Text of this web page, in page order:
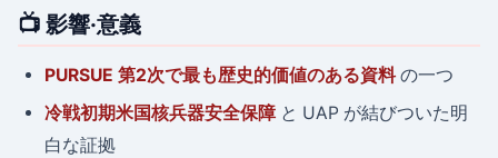
📺 影響·意義
PURSUE 第2次で最も歴史的価値のある資料の一つ
冷戦初期米国核兵器安全保障 と UAP が結びついた明
白な証拠